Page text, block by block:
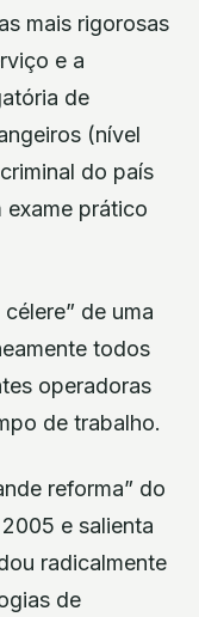
mais rigorosas
e a
de
(nível
do país
exame prático
de uma
todos
operadoras
de trabalho.
reforma” do
e salienta
radicalmente
de